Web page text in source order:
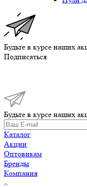
Будьте в курсе наших
Подписаться
Будьте в курсе наших
Каталог
Акции
Оптовикам
Бренды
Компания